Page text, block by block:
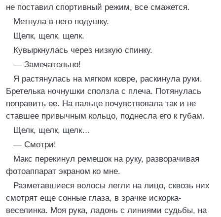
не поставил спортивный режим, все смажется.
Метнула в него подушку.
Щелк, щелк, щелк.
Кувыркнулась через низкую спинку.
— Замечательно!
Я растянулась на мягком ковре, раскинула руки.
Бретелька ночнушки сползла с плеча. Потянулась
поправить ее. На пальце почувствовала так и не
ставшее привычным кольцо, поднесла его к губам.
Щелк, щелк, щелк…
— Смотри!
Макс перекинул ремешок на руку, разворачивая
фотоаппарат экраном ко мне.
Разметавшиеся волосы легли на лицо, сквозь них
смотрят еще сонные глаза, в зрачке искорка-
веселинка. Моя рука, ладонь с линиями судьбы, на